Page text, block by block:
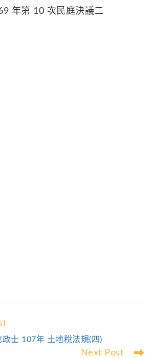
年第 10 次民庭決議二
政士 107年 土地稅法規(四)
Next Post